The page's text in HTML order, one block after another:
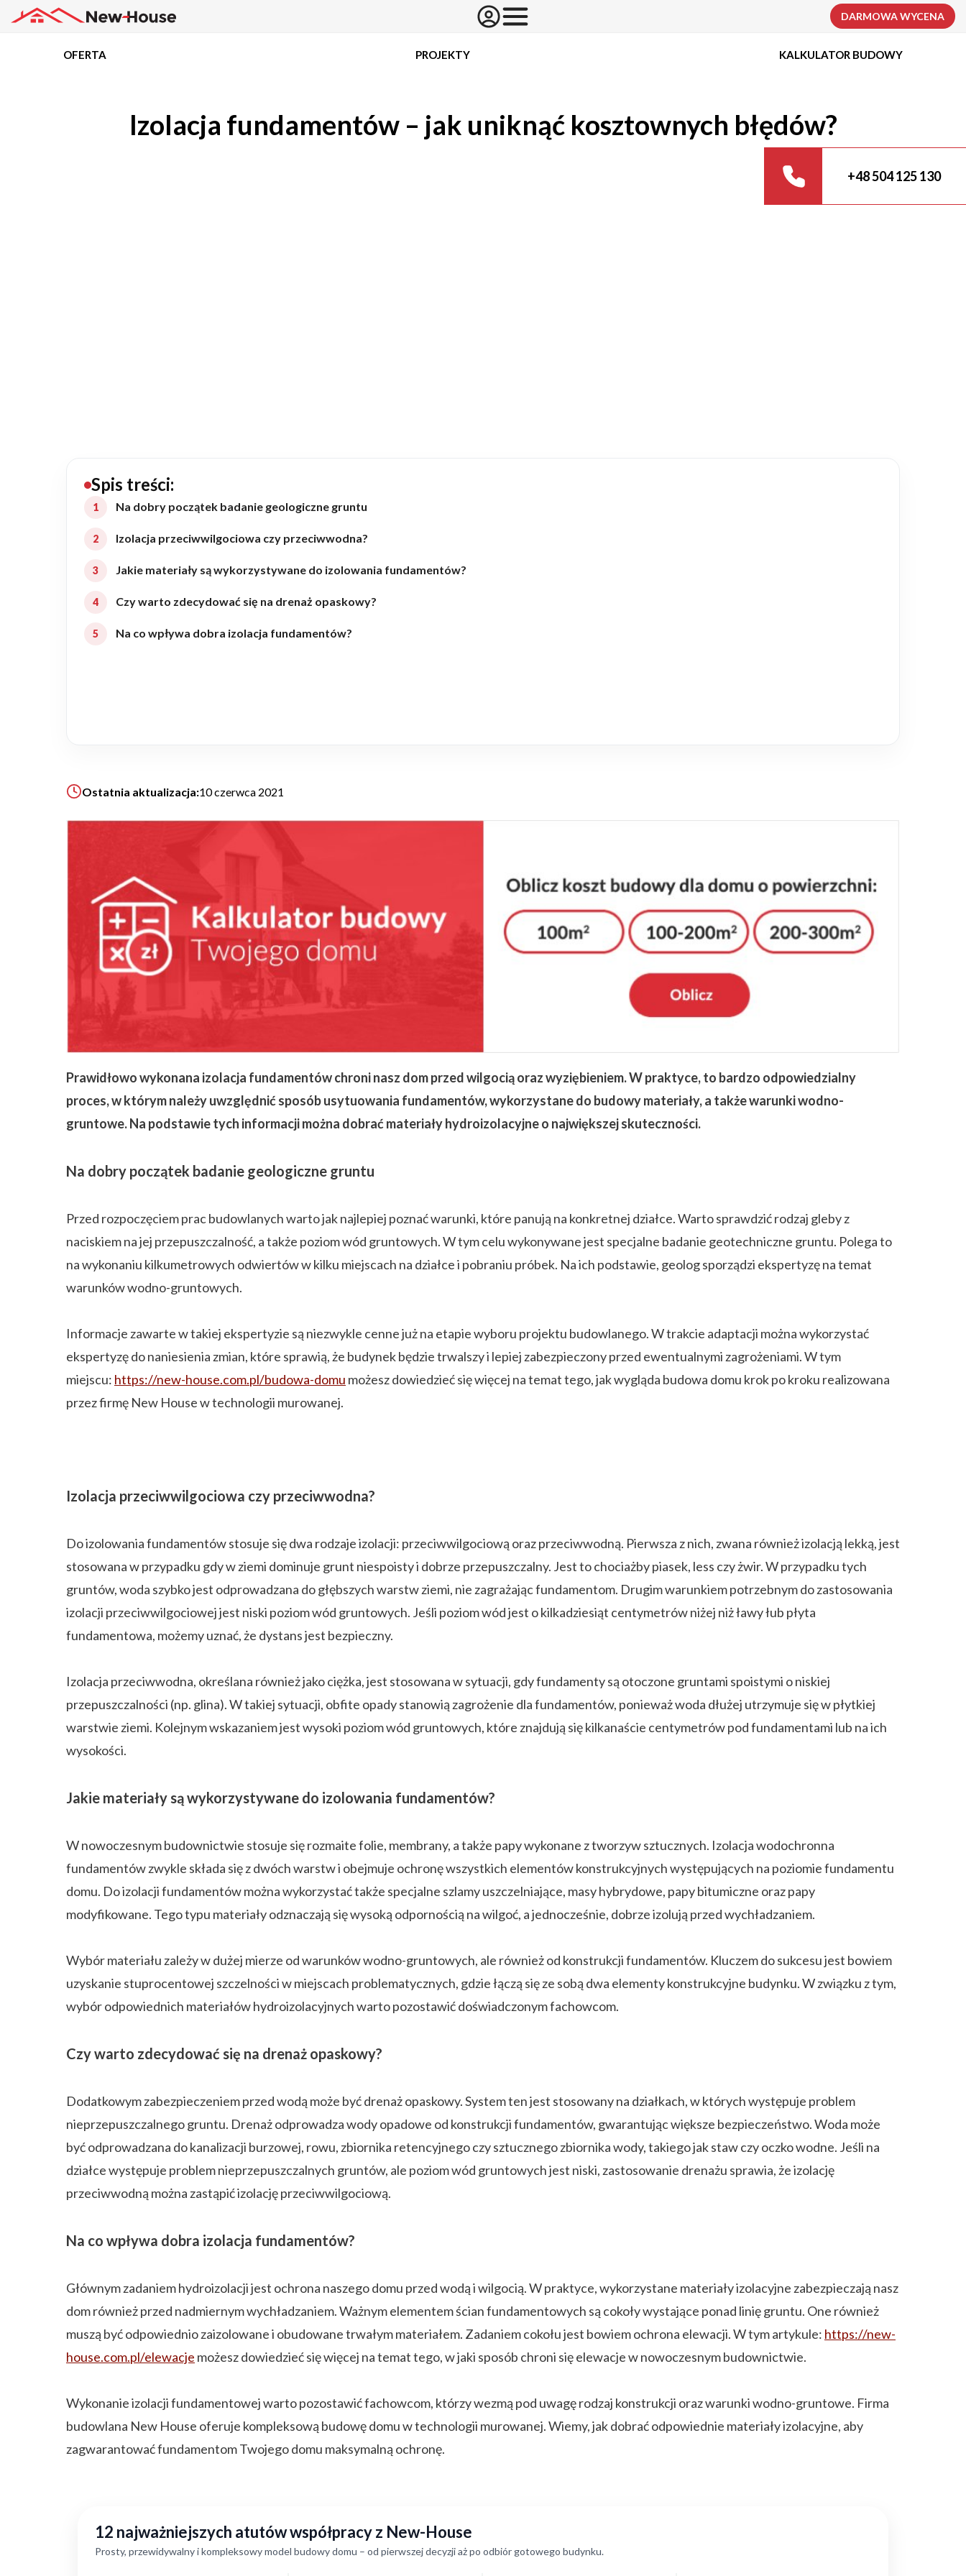
Rezydencje
Rozbudowa
Remonty
Budynki biurowe
Ogrody
KALKULATOR BUDOWY
BLOG
KONAKT
ZAPISZ SIĘ
DARMOWA WYCENA
OFERTA PROJEKTY KALKULATOR BUDOWY
Izolacja fundamentów – jak uniknąć kosztownych błędów?
+48 504 125 130
Spis treści:
Na dobry początek badanie geologiczne gruntu
Izolacja przeciwwilgociowa czy przeciwwodna?
Jakie materiały są wykorzystywane do izolowania fundamentów?
Czy warto zdecydować się na drenaż opaskowy?
Na co wpływa dobra izolacja fundamentów?
Ostatnia aktualizacja:10 czerwca 2021
Prawidłowo wykonana izolacja fundamentów chroni nasz dom przed wilgocią oraz wyziębieniem. W praktyce, to bardzo odpowiedzialny
proces, w którym należy uwzględnić sposób usytuowania fundamentów, wykorzystane do budowy materiały, a także warunki wodno-
gruntowe. Na podstawie tych informacji można dobrać materiały hydroizolacyjne o największej skuteczności.
Na dobry początek badanie geologiczne gruntu
Przed rozpoczęciem prac budowlanych warto jak najlepiej poznać warunki, które panują na konkretnej działce. Warto sprawdzić rodzaj gleby z
naciskiem na jej przepuszczalność, a także poziom wód gruntowych. W tym celu wykonywane jest specjalne badanie geotechniczne gruntu. Polega to
na wykonaniu kilkumetrowych odwiertów w kilku miejscach na działce i pobraniu próbek. Na ich podstawie, geolog sporządzi ekspertyzę na temat
warunków wodno-gruntowych.
Informacje zawarte w takiej ekspertyzie są niezwykle cenne już na etapie wyboru projektu budowlanego. W trakcie adaptacji można wykorzystać
ekspertyzę do naniesienia zmian, które sprawią, że budynek będzie trwalszy i lepiej zabezpieczony przed ewentualnymi zagrożeniami. W tym
miejscu: https://new-house.com.pl/budowa-domu możesz dowiedzieć się więcej na temat tego, jak wygląda budowa domu krok po kroku realizowana
przez firmę New House w technologii murowanej.
Izolacja przeciwwilgociowa czy przeciwwodna?
Do izolowania fundamentów stosuje się dwa rodzaje izolacji: przeciwwilgociową oraz przeciwwodną. Pierwsza z nich, zwana również izolacją lekką, jest
stosowana w przypadku gdy w ziemi dominuje grunt niespoisty i dobrze przepuszczalny. Jest to chociażby piasek, less czy żwir. W przypadku tych
gruntów, woda szybko jest odprowadzana do głębszych warstw ziemi, nie zagrażając fundamentom. Drugim warunkiem potrzebnym do zastosowania
izolacji przeciwwilgociowej jest niski poziom wód gruntowych. Jeśli poziom wód jest o kilkadziesiąt centymetrów niżej niż ławy łub płyta
fundamentowa, możemy uznać, że dystans jest bezpieczny.
Izolacja przeciwwodna, określana również jako ciężka, jest stosowana w sytuacji, gdy fundamenty są otoczone gruntami spoistymi o niskiej
przepuszczalności (np. glina). W takiej sytuacji, obfite opady stanowią zagrożenie dla fundamentów, ponieważ woda dłużej utrzymuje się w płytkiej
warstwie ziemi. Kolejnym wskazaniem jest wysoki poziom wód gruntowych, które znajdują się kilkanaście centymetrów pod fundamentami lub na ich
wysokości.
Jakie materiały są wykorzystywane do izolowania fundamentów?
W nowoczesnym budownictwie stosuje się rozmaite folie, membrany, a także papy wykonane z tworzyw sztucznych. Izolacja wodochronna
fundamentów zwykle składa się z dwóch warstw i obejmuje ochronę wszystkich elementów konstrukcyjnych występujących na poziomie fundamentu
domu. Do izolacji fundamentów można wykorzystać także specjalne szlamy uszczelniające, masy hybrydowe, papy bitumiczne oraz papy
modyfikowane. Tego typu materiały odznaczają się wysoką odpornością na wilgoć, a jednocześnie, dobrze izolują przed wychładzaniem.
Wybór materiału zależy w dużej mierze od warunków wodno-gruntowych, ale również od konstrukcji fundamentów. Kluczem do sukcesu jest bowiem
uzyskanie stuprocentowej szczelności w miejscach problematycznych, gdzie łączą się ze sobą dwa elementy konstrukcyjne budynku. W związku z tym,
wybór odpowiednich materiałów hydroizolacyjnych warto pozostawić doświadczonym fachowcom.
Czy warto zdecydować się na drenaż opaskowy?
Dodatkowym zabezpieczeniem przed wodą może być drenaż opaskowy. System ten jest stosowany na działkach, w których występuje problem
nieprzepuszczalnego gruntu. Drenaż odprowadza wody opadowe od konstrukcji fundamentów, gwarantując większe bezpieczeństwo. Woda może
być odprowadzana do kanalizacji burzowej, rowu, zbiornika retencyjnego czy sztucznego zbiornika wody, takiego jak staw czy oczko wodne. Jeśli na
działce występuje problem nieprzepuszczalnych gruntów, ale poziom wód gruntowych jest niski, zastosowanie drenażu sprawia, że izolację
przeciwwodną można zastąpić izolację przeciwwilgociową.
Na co wpływa dobra izolacja fundamentów?
Głównym zadaniem hydroizolacji jest ochrona naszego domu przed wodą i wilgocią. W praktyce, wykorzystane materiały izolacyjne zabezpieczają nasz
dom również przed nadmiernym wychładzaniem. Ważnym elementem ścian fundamentowych są cokoły wystające ponad linię gruntu. One również
muszą być odpowiednio zaizolowane i obudowane trwałym materiałem. Zadaniem cokołu jest bowiem ochrona elewacji. W tym artykule: https://new-
house.com.pl/elewacje możesz dowiedzieć się więcej na temat tego, w jaki sposób chroni się elewacje w nowoczesnym budownictwie.
Wykonanie izolacji fundamentowej warto pozostawić fachowcom, którzy wezmą pod uwagę rodzaj konstrukcji oraz warunki wodno-gruntowe. Firma
budowlana New House oferuje kompleksową budowę domu w technologii murowanej. Wiemy, jak dobrać odpowiednie materiały izolacyjne, aby
zagwarantować fundamentom Twojego domu maksymalną ochronę.
12 najważniejszych atutów współpracy z New-House
Prosty, przewidywalny i kompleksowy model budowy domu – od pierwszej decyzji aż po odbiór gotowego budynku.